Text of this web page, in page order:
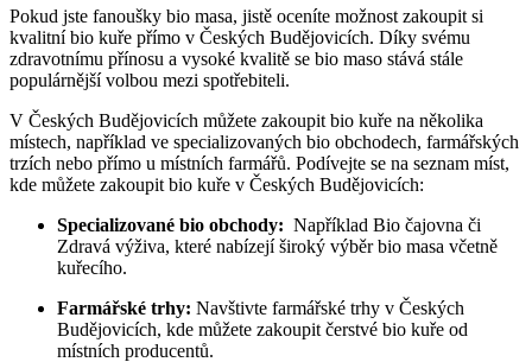
Pokud jste fanoušky bio masa, jistě oceníte možnost zakoupit si ​
kvalitní bio kuře přímo v Českých⁤ Budějovicích. ​Díky svému
zdravotnímu přínosu a ​vysoké kvalitě se bio maso stává stále⁤
populárnější volbou mezi spotřebiteli.
V Českých Budějovicích můžete zakoupit bio kuře na několika
místech, například ve ‍specializovaných bio obchodech, farmářských
trzích nebo přímo u místních farmářů. Podívejte⁢ se na‌ seznam míst,
kde můžete ⁤zakoupit bio kuře v ​Českých Budějovicích:
Specializované bio obchody: ‌ Například Bio čajovna či‍
Zdravá výživa, které ⁣nabízejí široký výběr bio masa včetně
kuřecího.
Farmářské trhy: Navštivte farmářské trhy v Českých
Budějovicích, kde můžete zakoupit čerstvé bio kuře od
místních producentů.